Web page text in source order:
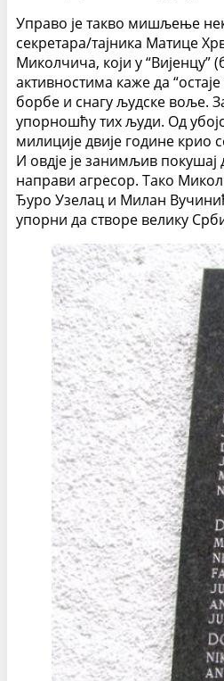
Управо је такво мишљење
секретара/тајника Матице
Миколчича, који у
активностима каже да
борбе и снагу људске воље.
упорношћу тих људи. Од
милиције двије године крио
И овдје је занимљив покушај
направи агресор. Тако
Ђуро Узелац и Милан
упорни да створе велику